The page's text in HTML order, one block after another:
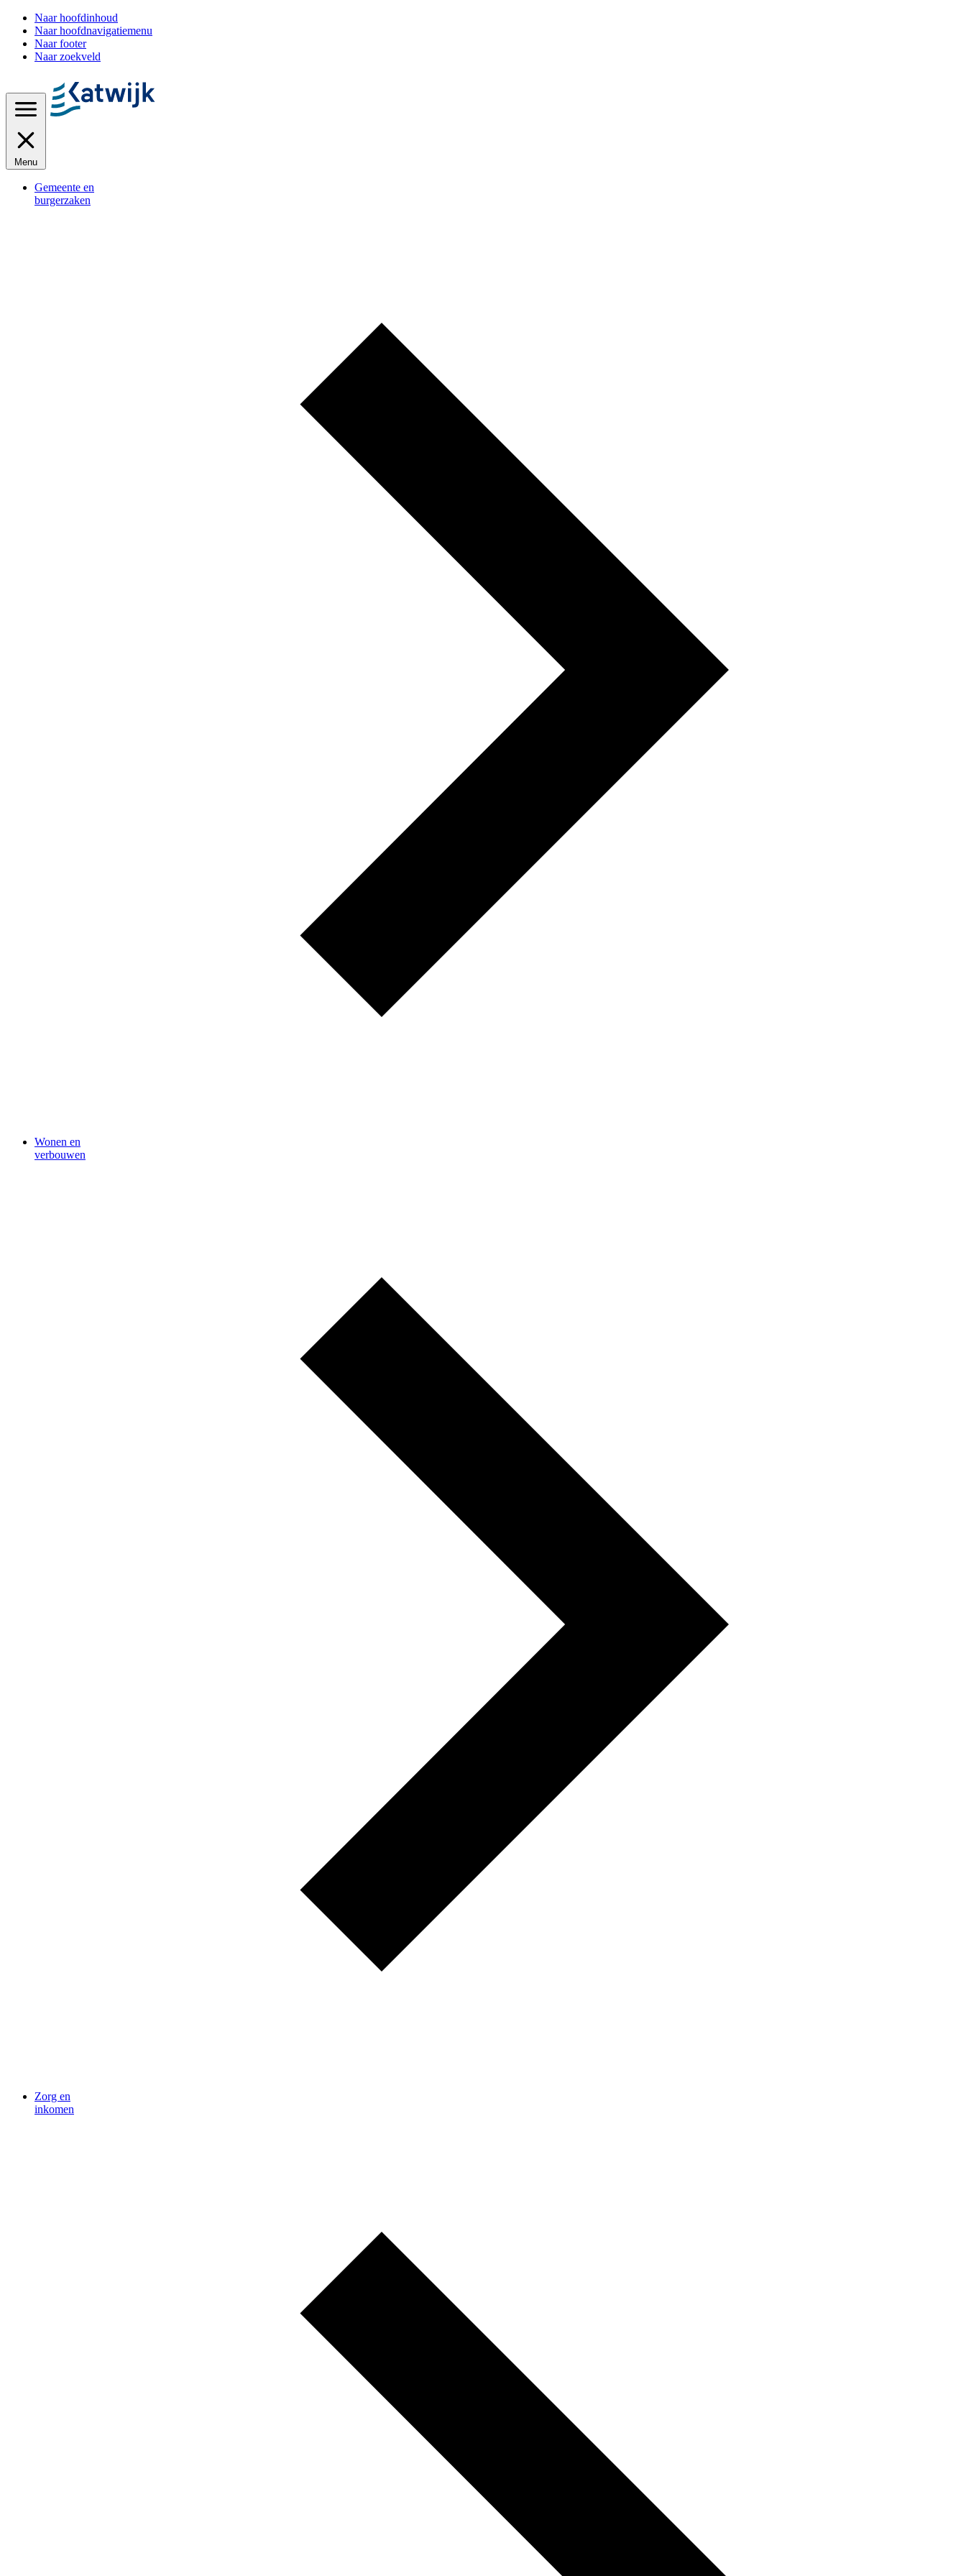
Naar hoofdinhoud
Naar hoofdnavigatiemenu
Naar footer
Naar zoekveld
Menu
Gemeente en
burgerzaken
Wonen en
verbouwen
Zorg en
inkomen